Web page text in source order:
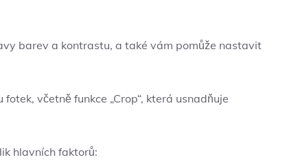
barev a kontrastu, a⁢ také ⁣vám pomůže nastavit
včetně funkce „Crop“, která usnadňuje
⁣hlavních faktorů: